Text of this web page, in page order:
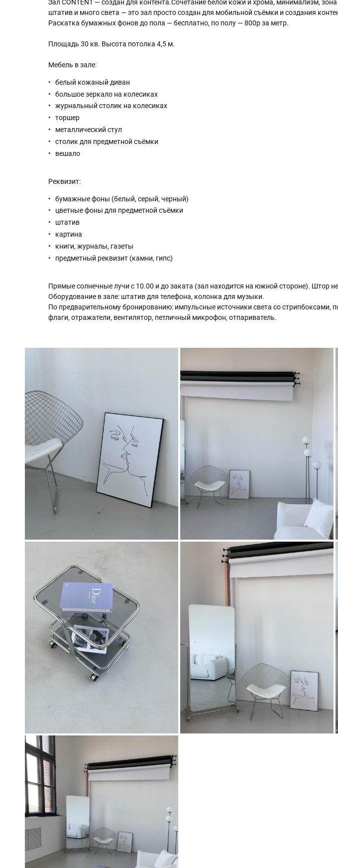
Зал CONTENT — создан для контента.Сочетание белой кожи и хрома, минимализм,
штатив и много света — это зал просто создан для мобильной съёмки и создания
Раскатка бумажных фонов до пола — бесплатно, по полу — 800р за метр.
Площадь 30 кв. Высота потолка 4,5 м.
Мебель в зале:
белый кожаный диван
большое зеркало на колесиках
журнальный столик на колесиках
торшер
металлический стул
столик для предметной съёмки
вешало
Реквизит:
бумажные фоны (белый, серый, черный)
цветные фоны для предметной съёмки
штатив
картина
книги, журналы, газеты
предметный реквизит (камни, гипс)
Прямые солнечные лучи с 10.00 и до заката (зал находится на южной стороне). Штор
Оборудование в зале: штатив для телефона, колонка для музыки.
По предварительному бронированию: импульсные источники света со стрипбоксами,
флаги, отражатели, вентилятор, петличный микрофон, отпариватель.